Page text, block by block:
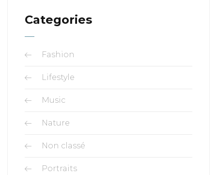
Categories
Fashion
Lifestyle
Music
Nature
Non classé
Portraits